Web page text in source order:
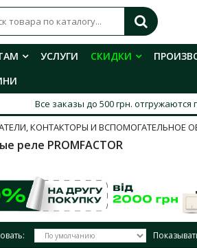
УСЛУГИ СКИДКИ
Все заказы до 500 грн.
КОНТАКТОРЫ И ВСПОМОГАТЕЛЬНОЕ
реле PROMFACTOR